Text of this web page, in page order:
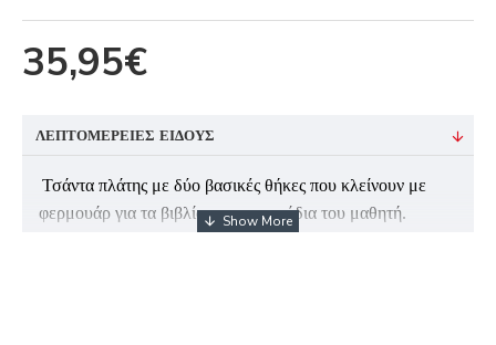
35,95€
ΛΕΠΤΟΜΈΡΕΙΕΣ ΕΊΔΟΥΣ
Τσάντα πλάτης με δύο βασικές θήκες που κλείνουν με
φερμουάρ για τα βιβλία και τα τετράδια του μαθητή.